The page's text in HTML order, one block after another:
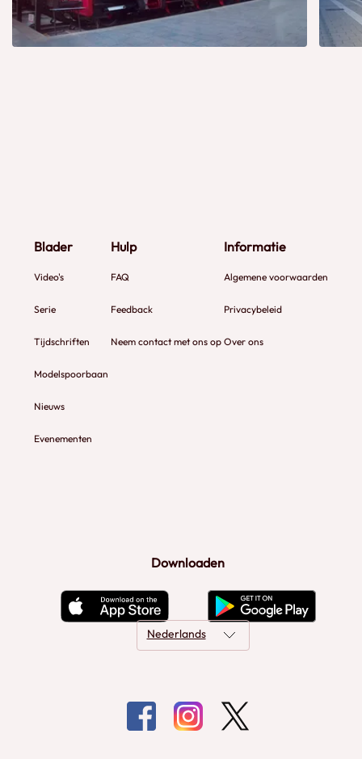
Blader
Video's
Serie
Tijdschriften
Modelspoorbaan
Nieuws
Evenementen
Hulp
FAQ
Feedback
Neem contact met ons op
Informatie
Algemene voorwaarden
Privacybeleid
Over ons
Downloaden
Nederlands